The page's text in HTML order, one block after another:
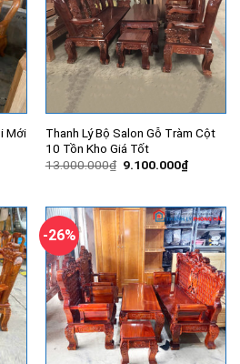
Mới
Thanh Lý Bộ Salon Gỗ Tràm Cột
10 Tồn Kho Giá Tốt
13.000.000₫ Giá
9.100.000₫Giá
hiện
-26%